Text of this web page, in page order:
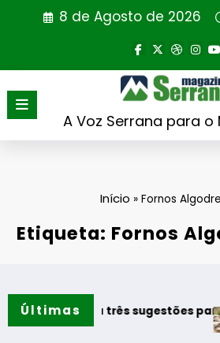
8 de Agosto de 2026
A Voz Serrana para o
Início »Fornos
Etiqueta: Fornos
Últimastrês sugestões para os